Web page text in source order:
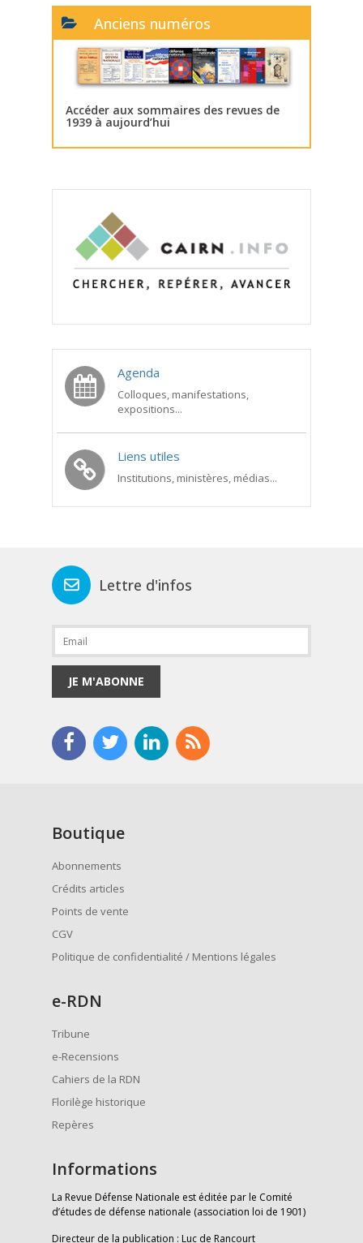
Anciens numéros
Accéder aux sommaires des revues de
1939 à aujourd’hui
Agenda
Colloques, manifestations,
expositions...
Liens utiles
Institutions, ministères, médias...
Lettre d'infos
JE M'ABONNE
Boutique
Abonnements
Crédits articles
Points de vente
CGV
Politique de confidentialité / Mentions légales
e-RDN
Tribune
e-Recensions
Cahiers de la RDN
Florilège historique
Repères
Informations
La Revue Défense Nationale est éditée par le Comité
d’études de défense nationale (association loi de 1901)
Directeur de la publication : Luc de Rancourt